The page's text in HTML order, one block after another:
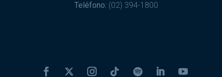
Teléfono: (02) 394-1800